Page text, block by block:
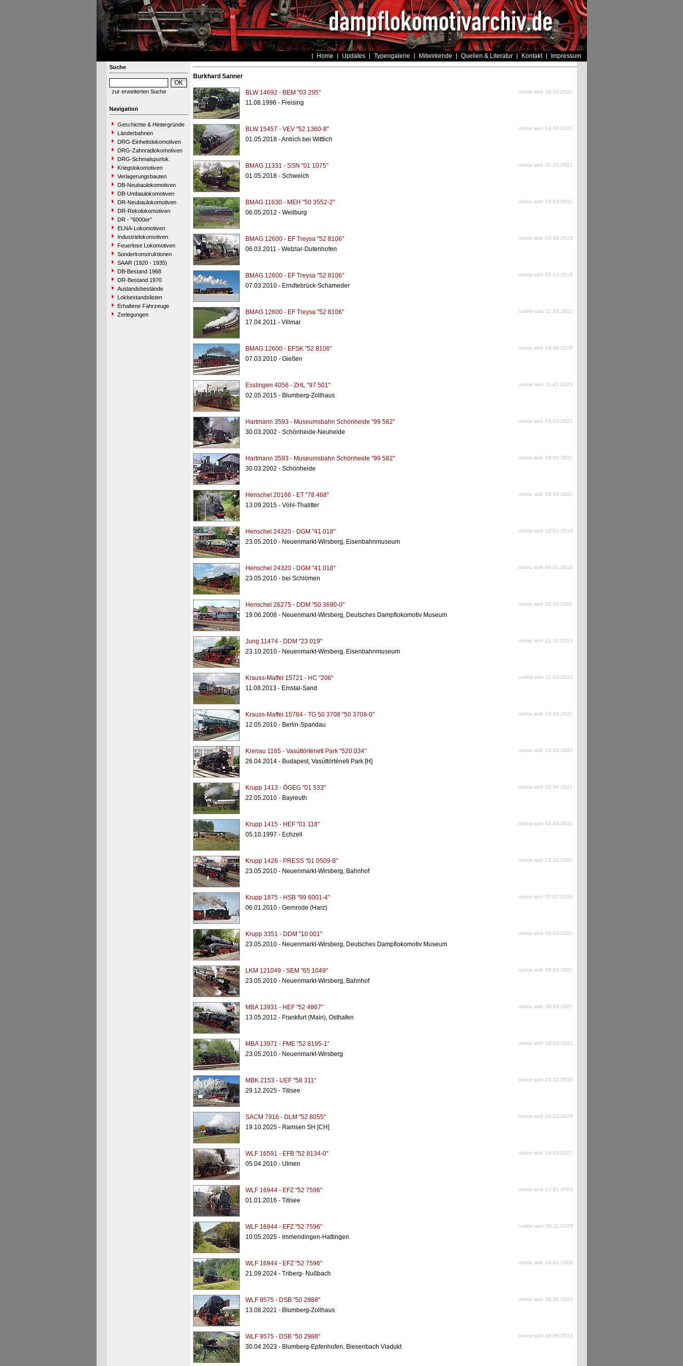
Home Updates Typengalerie Mitwirkende Quellen & Literatur Kontakt Impressum
Suche
zur erweiterten Suche
Navigation
Geschichte & Hintergründe
Länderbahnen
DRG-Einheitslokomotiven
DRG-Zahnradlokomotiven
DRG-Schmalspurlok.
Kriegslokomotiven
Verlagerungsbauten
DB-Neubaulokomotiven
DB-Umbaulokomotiven
DR-Neubaulokomotiven
DR-Rekolokomotiven
DR - "6000er"
ELNA-Lokomotiven
Industrielokomotiven
Feuerlose Lokomotiven
Sonderkonstruktionen
SAAR (1920 - 1935)
DB-Bestand 1968
DR-Bestand 1970
Auslandsbestände
Lokbestandslisten
Erhaltene Fahrzeuge
Zerlegungen
Burkhard Sanner
BLW 14692 - BEM "03 295" online seit: 16.03.2021
11.08.1996 - Freising
BLW 15457 - VEV "52 1360-8" online seit: 14.04.2021
01.05.2018 - Antrich bei Wittlich
BMAG 11331 - SSN "01 1075" online seit: 31.03.2021
01.05.2018 - Schweich
BMAG 11630 - MEH "50 3552-2" online seit: 10.03.2021
06.05.2012 - Weilburg
BMAG 12600 - EF Treysa "52 8106" online seit: 03.08.2015
06.03.2011 - Wetzlar-Dutenhofen
BMAG 12600 - EF Treysa "52 8106" online seit: 07.12.2015
07.03.2010 - Erndtebrück-Schameder
BMAG 12600 - EF Treysa "52 8106" online seit: 11.03.2021
17.04.2011 - Villmar
BMAG 12600 - EFSK "52 8106" online seit: 15.08.2015
07.03.2010 - Gießen
Esslingen 4056 - ZHL "97 501" online seit: 11.01.2023
02.05.2015 - Blumberg-Zollhaus
Hartmann 3593 - Museumsbahn Schönheide "99 582" online seit: 14.03.2021
30.03.2002 - Schönheide-Neuheide
Hartmann 3593 - Museumsbahn Schönheide "99 582" online seit: 20.04.2021
30.03.2002 - Schönheide
Henschel 20166 - ET "78 468" online seit: 05.03.2021
13.09.2015 - Vöhl-Thalitter
Henschel 24320 - DGM "41 018" online seit: 10.01.2014
23.05.2010 - Neuenmarkt-Wirsberg, Eisenbahnmuseum
Henschel 24320 - DGM "41 018" online seit: 09.01.2014
23.05.2010 - bei Schlömen
Henschel 26275 - DDM "50 3690-0" online seit: 02.04.2021
19.06.2008 - Neuenmarkt-Wirsberg, Deutsches Dampflokomotiv Museum
Jung 11474 - DDM "23 019" online seit: 21.10.2013
23.10.2010 - Neuenmarkt-Wirsberg, Eisenbahnmuseum
Krauss-Maffei 15721 - HC "206" online seit: 11.03.2023
11.08.2013 - Emstal-Sand
Krauss-Maffei 15784 - TG 50 3708 "50 3708-0" online seit: 15.03.2021
12.05.2010 - Berlin-Spandau
Krenau 1165 - Vasúttörténeti Park "520.034" online seit: 24.03.2021
26.04.2014 - Budapest, Vasúttörténeti Park [H]
Krupp 1413 - ÖGEG "01 533" online seit: 22.04.2021
22.05.2010 - Bayreuth
Krupp 1415 - HEF "01 118" online seit: 04.03.2021
05.10.1997 - Echzell
Krupp 1426 - PRESS "01 0509-8" online seit: 13.03.2021
23.05.2010 - Neuenmarkt-Wirsberg, Bahnhof
Krupp 1875 - HSB "99 6001-4" online seit: 07.02.2024
06.01.2010 - Gernrode (Harz)
Krupp 3351 - DDM "10 001" online seit: 09.03.2021
23.05.2010 - Neuenmarkt-Wirsberg, Deutsches Dampflokomotiv Museum
LKM 121049 - SEM "65 1049" online seit: 09.04.2021
23.05.2010 - Neuenmarkt-Wirsberg, Bahnhof
MBA 13931 - HEF "52 4867" online seit: 30.03.2021
13.05.2012 - Frankfurt (Main), Osthafen
MBA 13971 - FME "52 8195-1" online seit: 18.03.2021
23.05.2010 - Neuenmarkt-Wirsberg
MBK 2153 - UEF "58 311" online seit: 24.02.2026
29.12.2025 - Titisee
SACM 7916 - DLM "52 8055" online seit: 24.12.2025
19.10.2025 - Ramsen SH [CH]
WLF 16591 - EFB "52 8134-0" online seit: 14.03.2021
05.04.2010 - Ulmen
WLF 16944 - EFZ "52 7596" online seit: 13.01.2023
01.01.2016 - Titisee
WLF 16944 - EFZ "52 7596" online seit: 28.11.2025
10.05.2025 - Immendingen-Hattingen
WLF 16944 - EFZ "52 7596" online seit: 24.01.2026
21.09.2024 - Triberg- Nußbach
WLF 9575 - DSB "50 2988" online seit: 04.04.2023
13.08.2021 - Blumberg-Zollhaus
WLF 9575 - DSB "50 2988" online seit: 18.06.2023
30.04.2023 - Blumberg-Epfenhofen, Biesenbach Viadukt